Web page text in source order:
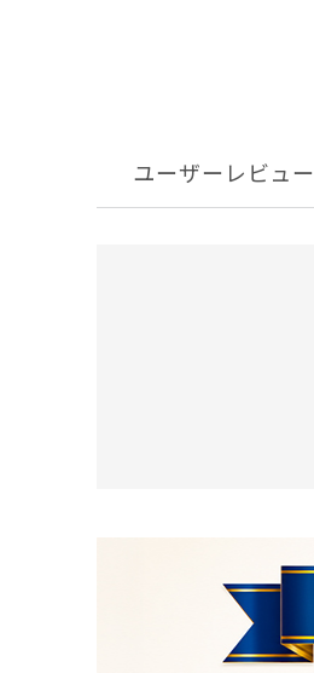
ユーザーレビュー